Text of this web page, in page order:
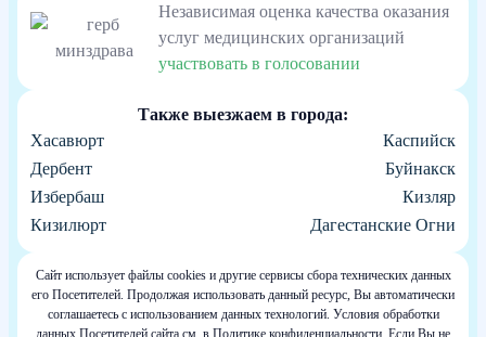
Независимая оценка качества оказания
услуг медицинских организаций
участвовать в голосовании
Также выезжаем в города:
Хасавюрт
Каспийск
Дербент
Буйнакск
Избербаш
Кизляр
Кизилюрт
Дагестанские Огни
Сайт использует файлы cookies и другие сервисы сбора технических данных
его Посетителей. Продолжая использовать данный ресурс, Вы автоматически
соглашаетесь с использованием данных технологий. Условия обработки
данных Посетителей сайта см. в Политике конфиденциальности. Если Вы не